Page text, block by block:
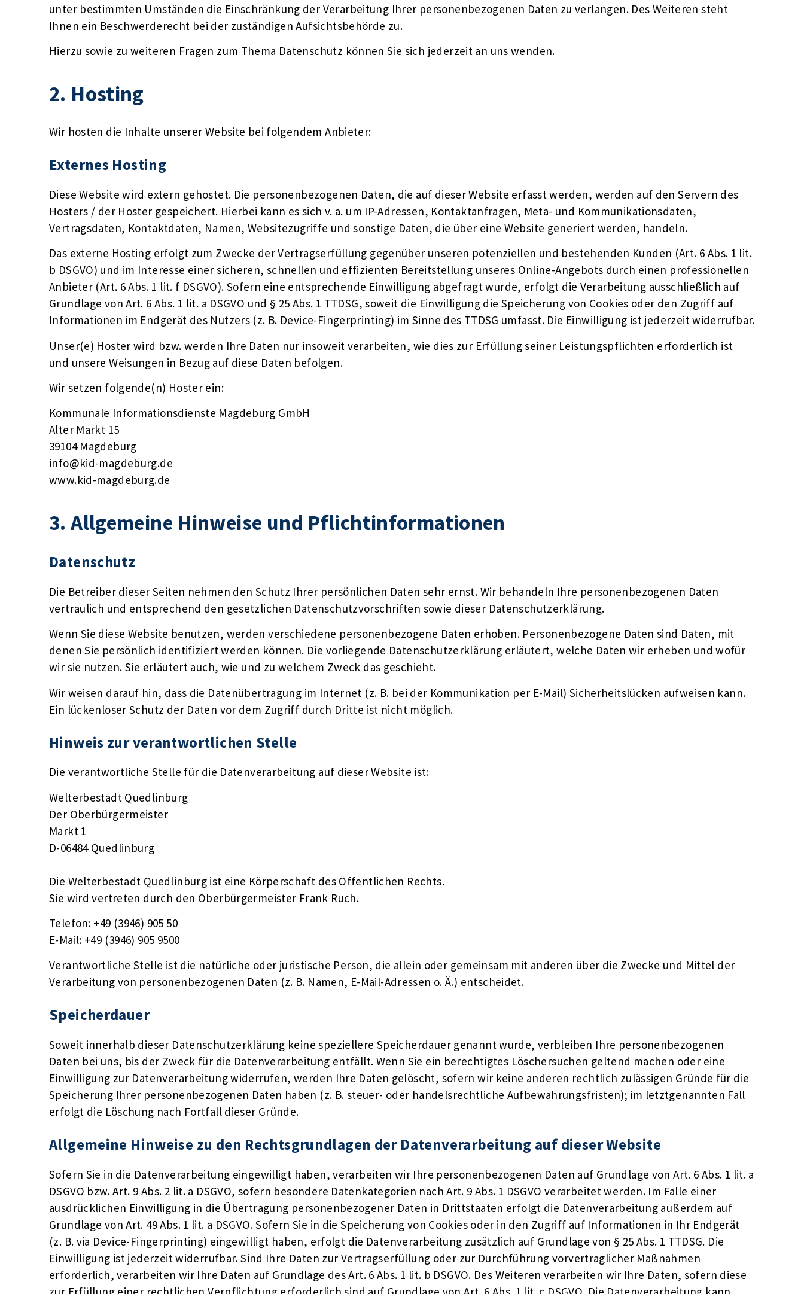
unter bestimmten Umständen die Einschränkung der Verarbeitung Ihrer personenbezogenen Daten zu verlangen. Des Weiteren steht
Ihnen ein Beschwerderecht bei der zuständigen Aufsichtsbehörde zu.
Hierzu sowie zu weiteren Fragen zum Thema Datenschutz können Sie sich jederzeit an uns wenden.
2. Hosting
Wir hosten die Inhalte unserer Website bei folgendem Anbieter:
Externes Hosting
Diese Website wird extern gehostet. Die personenbezogenen Daten, die auf dieser Website erfasst werden, werden auf den Servern des
Hosters / der Hoster gespeichert. Hierbei kann es sich v. a. um IP-Adressen, Kontaktanfragen, Meta- und Kommunikationsdaten,
Vertragsdaten, Kontaktdaten, Namen, Websitezugriffe und sonstige Daten, die über eine Website generiert werden, handeln.
Das externe Hosting erfolgt zum Zwecke der Vertragserfüllung gegenüber unseren potenziellen und bestehenden Kunden (Art. 6 Abs. 1 lit.
b DSGVO) und im Interesse einer sicheren, schnellen und effizienten Bereitstellung unseres Online-Angebots durch einen professionellen
Anbieter (Art. 6 Abs. 1 lit. f DSGVO). Sofern eine entsprechende Einwilligung abgefragt wurde, erfolgt die Verarbeitung ausschließlich auf
Grundlage von Art. 6 Abs. 1 lit. a DSGVO und § 25 Abs. 1 TTDSG, soweit die Einwilligung die Speicherung von Cookies oder den Zugriff auf
Informationen im Endgerät des Nutzers (z. B. Device-Fingerprinting) im Sinne des TTDSG umfasst. Die Einwilligung ist jederzeit widerrufbar.
Unser(e) Hoster wird bzw. werden Ihre Daten nur insoweit verarbeiten, wie dies zur Erfüllung seiner Leistungspflichten erforderlich ist
und unsere Weisungen in Bezug auf diese Daten befolgen.
Wir setzen folgende(n) Hoster ein:
Kommunale Informationsdienste Magdeburg GmbH
Alter Markt 15
39104 Magdeburg
info@kid-magdeburg.de
www.kid-magdeburg.de
3. Allgemeine Hinweise und Pflicht­informationen
Datenschutz
Die Betreiber dieser Seiten nehmen den Schutz Ihrer persönlichen Daten sehr ernst. Wir behandeln Ihre personenbezogenen Daten
vertraulich und entsprechend den gesetzlichen Datenschutzvorschriften sowie dieser Datenschutzerklärung.
Wenn Sie diese Website benutzen, werden verschiedene personenbezogene Daten erhoben. Personenbezogene Daten sind Daten, mit
denen Sie persönlich identifiziert werden können. Die vorliegende Datenschutzerklärung erläutert, welche Daten wir erheben und wofür
wir sie nutzen. Sie erläutert auch, wie und zu welchem Zweck das geschieht.
Wir weisen darauf hin, dass die Datenübertragung im Internet (z. B. bei der Kommunikation per E-Mail) Sicherheitslücken aufweisen kann.
Ein lückenloser Schutz der Daten vor dem Zugriff durch Dritte ist nicht möglich.
Hinweis zur verantwortlichen Stelle
Die verantwortliche Stelle für die Datenverarbeitung auf dieser Website ist:
Welterbestadt Quedlinburg
Der Oberbürgermeister
Markt 1
D-06484 Quedlinburg
Die Welterbestadt Quedlinburg ist eine Körperschaft des Öffentlichen Rechts.
Sie wird vertreten durch den Oberbürgermeister Frank Ruch.
Telefon: +49 (3946) 905 50
E-Mail: +49 (3946) 905 9500
Verantwortliche Stelle ist die natürliche oder juristische Person, die allein oder gemeinsam mit anderen über die Zwecke und Mittel der
Verarbeitung von personenbezogenen Daten (z. B. Namen, E-Mail-Adressen o. Ä.) entscheidet.
Speicherdauer
Soweit innerhalb dieser Datenschutzerklärung keine speziellere Speicherdauer genannt wurde, verbleiben Ihre personenbezogenen
Daten bei uns, bis der Zweck für die Datenverarbeitung entfällt. Wenn Sie ein berechtigtes Löschersuchen geltend machen oder eine
Einwilligung zur Datenverarbeitung widerrufen, werden Ihre Daten gelöscht, sofern wir keine anderen rechtlich zulässigen Gründe für die
Speicherung Ihrer personenbezogenen Daten haben (z. B. steuer- oder handelsrechtliche Aufbewahrungsfristen); im letztgenannten Fall
erfolgt die Löschung nach Fortfall dieser Gründe.
Allgemeine Hinweise zu den Rechtsgrundlagen der Datenverarbeitung auf dieser Website
Sofern Sie in die Datenverarbeitung eingewilligt haben, verarbeiten wir Ihre personenbezogenen Daten auf Grundlage von Art. 6 Abs. 1 lit. a
DSGVO bzw. Art. 9 Abs. 2 lit. a DSGVO, sofern besondere Datenkategorien nach Art. 9 Abs. 1 DSGVO verarbeitet werden. Im Falle einer
ausdrücklichen Einwilligung in die Übertragung personenbezogener Daten in Drittstaaten erfolgt die Datenverarbeitung außerdem auf
Grundlage von Art. 49 Abs. 1 lit. a DSGVO. Sofern Sie in die Speicherung von Cookies oder in den Zugriff auf Informationen in Ihr Endgerät
(z. B. via Device-Fingerprinting) eingewilligt haben, erfolgt die Datenverarbeitung zusätzlich auf Grundlage von § 25 Abs. 1 TTDSG. Die
Einwilligung ist jederzeit widerrufbar. Sind Ihre Daten zur Vertragserfüllung oder zur Durchführung vorvertraglicher Maßnahmen
erforderlich, verarbeiten wir Ihre Daten auf Grundlage des Art. 6 Abs. 1 lit. b DSGVO. Des Weiteren verarbeiten wir Ihre Daten, sofern diese